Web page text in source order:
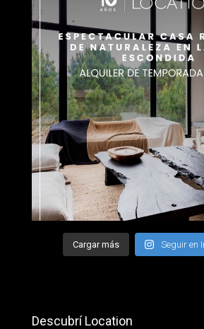
Cargar más Seguir en
Descubrí Location